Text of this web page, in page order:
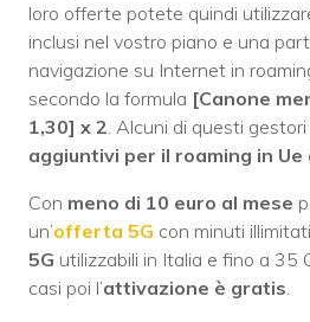
loro offerte potete quindi
inclusi nel vostro piano e una
navigazione su Internet in
secondo la formula [Canone
1,30] x 2. Alcuni di questi
aggiuntivi per il roaming in Ue
Con meno di 10 euro al mese
un’offerta 5G con minuti
5G utilizzabili in Italia e fino a 35
casi poi l’attivazione è gratis.